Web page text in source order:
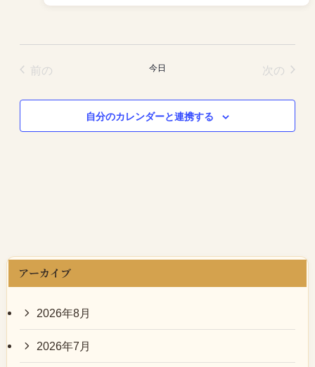
前の 今日 次のイベ
自分のカレンダーと連携する
アーカイブ
2026年8月
2026年7月